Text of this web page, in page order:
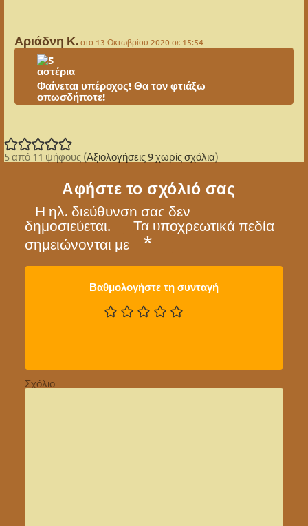
Αριάδνη Κ.στο 13 Οκτωβρίου 2020 σε 15:54
Φαίνεται υπέροχος! Θα τον φτιάξω
οπωσδήποτε!
5 από 11 ψήφους (Αξιολογήσεις 9 χωρίς σχόλια)
Αφήστε το σχόλιό σας
Η ηλ. διεύθυνση σας δεν
δημοσιεύεται.
Τα υποχρεωτικά πεδία
σημειώνονται με
*
Βαθμολογήστε τη συνταγή
Σχόλιο